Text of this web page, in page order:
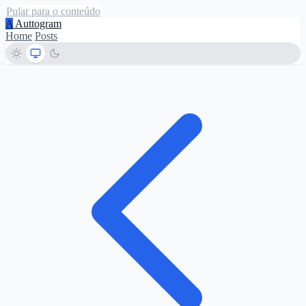
Pular para o conteúdo
A Auttogram
Home Posts